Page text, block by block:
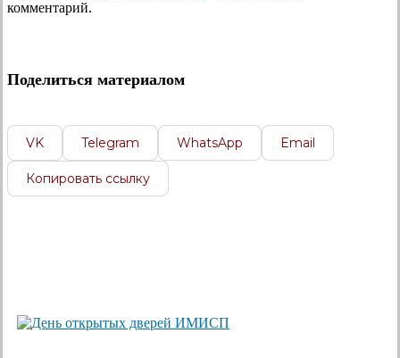
комментарий.
Поделиться материалом
VK Telegram WhatsApp Email
Копировать ссылку